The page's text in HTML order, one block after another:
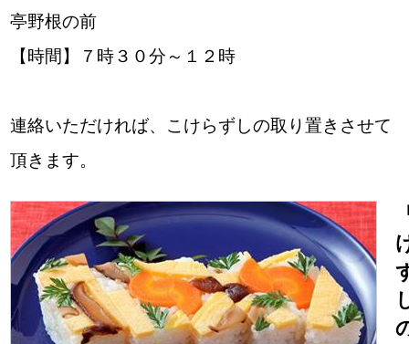
亭野根の前
【時間】７時３０分～１２時
連絡いただければ、こけらずしの取り置きさせて
頂きます。